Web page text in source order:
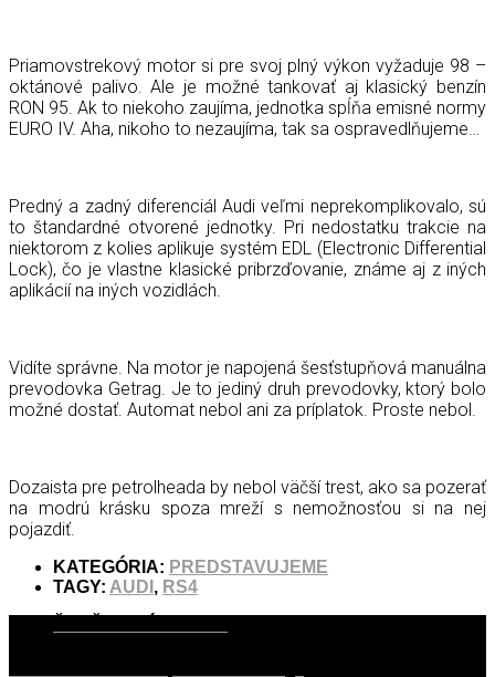
Priamovstrekový motor si pre svoj plný výkon vyžaduje 98 –
oktánové palivo. Ale je možné tankovať aj klasický benzín
RON 95. Ak to niekoho zaujíma, jednotka spĺňa emisné normy
EURO IV. Aha, nikoho to nezaujíma, tak sa ospravedlňujeme…
Predný a zadný diferenciál Audi veľmi neprekomplikovalo, sú
to štandardné otvorené jednotky. Pri nedostatku trakcie na
niektorom z kolies aplikuje systém EDL (Electronic Differential
Lock), čo je vlastne klasické pribrzďovanie, známe aj z iných
aplikácií na iných vozidlách.
Vidíte správne. Na motor je napojená šesťstupňová manuálna
prevodovka Getrag. Je to jediný druh prevodovky, ktorý bolo
možné dostať. Automat nebol ani za príplatok. Proste nebol.
Dozaista pre petrolheada by nebol väčší trest, ako sa pozerať
na modrú krásku spoza mreží s nemožnosťou si na nej
pojazdiť.
KATEGÓRIA: PREDSTAVUJEME
TAGY: AUDI , RS4